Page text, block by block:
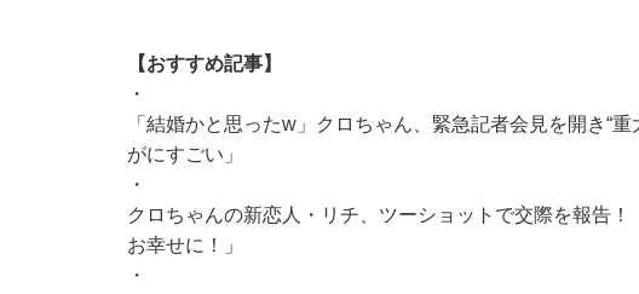
【おすすめ記事】
・
「結婚かと思ったw」クロちゃん、緊急記者会見を開き“
がにすごい」
・
クロちゃんの新恋人・リチ、ツーショットで交際を報告！
お幸せに！」
・